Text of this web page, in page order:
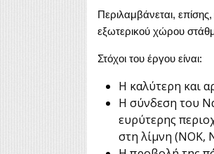
Περιλαμβάνεται,
εξωτερικού χώρου
Στόχοι του έργου είναι:
Η καλύτερη και
Η σύνδεση του
ευρύτερης
στη λίμνη (ΝΟΚ,